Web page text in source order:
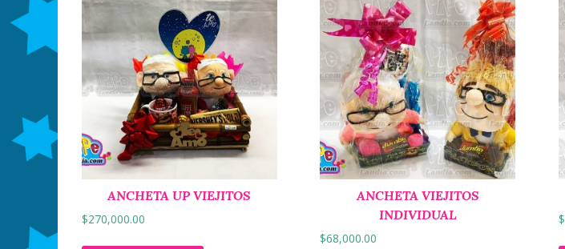
ANCHETA UP VIEJITOS
$270,000.00
ANCHETA VIEJITOS
INDIVIDUAL
$68,000.00
$